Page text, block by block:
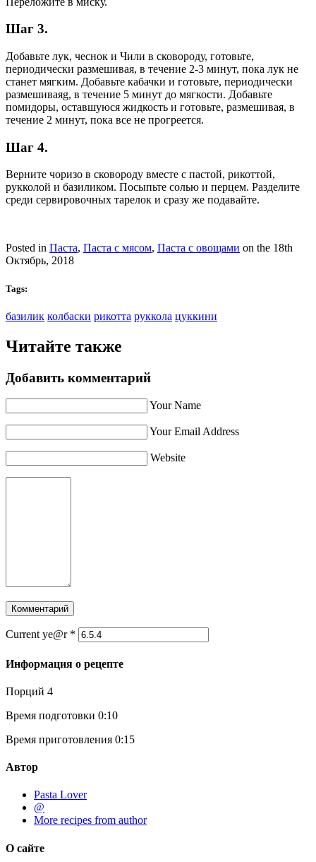
Шаг 3.
Добавьте лук, чеснок и Чили в сковороду, готовьте,
периодически размешивая, в течение 2-3 минут, пока лук не
станет мягким. Добавьте кабачки и готовьте, периодически
размешиваяg, в течение 5 минут до мягкости. Добавьте
помидоры, оставшуюся жидкость и готовьте, размешивая, в
течение 2 минут, пока все не прогреется.
Шаг 4.
Верните чоризо в сковороду вместе с пастой, рикоттой,
рукколой и базиликом. Посыпьте солью и перцем. Разделите
среди сервировочных тарелок и сразу же подавайте.
Posted in Паста, Паста с мясом, Паста с овощами on the 18th
Октябрь, 2018
Tags:
базилик колбаски рикотта руккола цуккини
Читайте также
Добавить комментарий
Your Name
Your Email Address
Website
Current ye@r *
Информация о рецепте
Порций 4
Время подготовки 0:10
Время приготовления 0:15
Автор
Pasta Lover
@
More recipes from author
О сайте